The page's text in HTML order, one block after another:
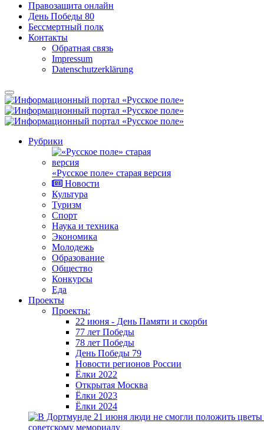
Правозащита онлайн
День Победы 80
Бессмертный полк
Контакты
Обратная связь
Impressum
Datenschutzerklärung
Рубрики
«Русское поле» старая версия
Новости
Культура
Туризм
Спорт
Наука и техника
Экономика
Молодежь
Образование
Общество
Конкурсы
Еда
Проекты
Проекты:
22 июня - День Памяти и скорби
77 лет Победы
78 лет Победы
День Победы 79
Новости регионов России
Ёлки 2022
Открытая Москва
Ёлки 2023
Ёлки 2024